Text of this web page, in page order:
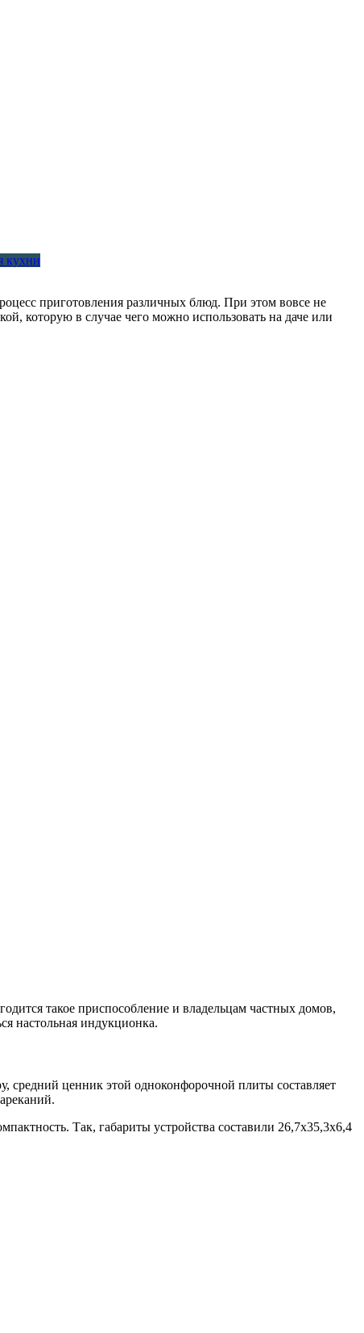
кухни
приготовления различных блюд. При этом вовсе не
которую в случае чего можно использовать на даче или
такое приспособление и владельцам частных домов,
настольная индукционка.
средний ценник этой одноконфорочной плиты составляет
Так, габариты устройства составили 26,7х35,3х6,4